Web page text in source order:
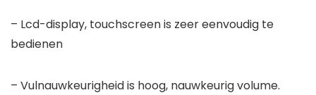
– Lcd-display, touchscreen is zeer eenvoudig te
bedienen
– Vulnauwkeurigheid is hoog, nauwkeurig volume.